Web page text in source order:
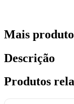
Mais
Descrição
Produtos